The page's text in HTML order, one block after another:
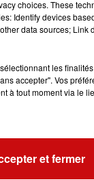
de
du jeudi
(09.02.2018)
choices. These
Identify devices
data sources; Link
les
accepter". Vos
à tout moment via le
et fermer